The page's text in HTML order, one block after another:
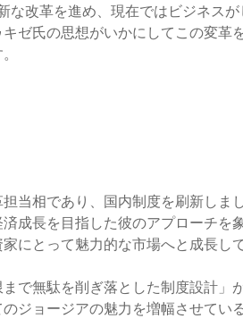
改革を進め、現在ではビジネス
ゼ氏の思想がいかにしてこの変革
当相であり、国内制度を刷新しま
成長を目指した彼のアプローチを
にとって魅力的な市場へと成長して
で無駄を削ぎ落とした制度設計」
ジョージアの魅力を増幅させてい